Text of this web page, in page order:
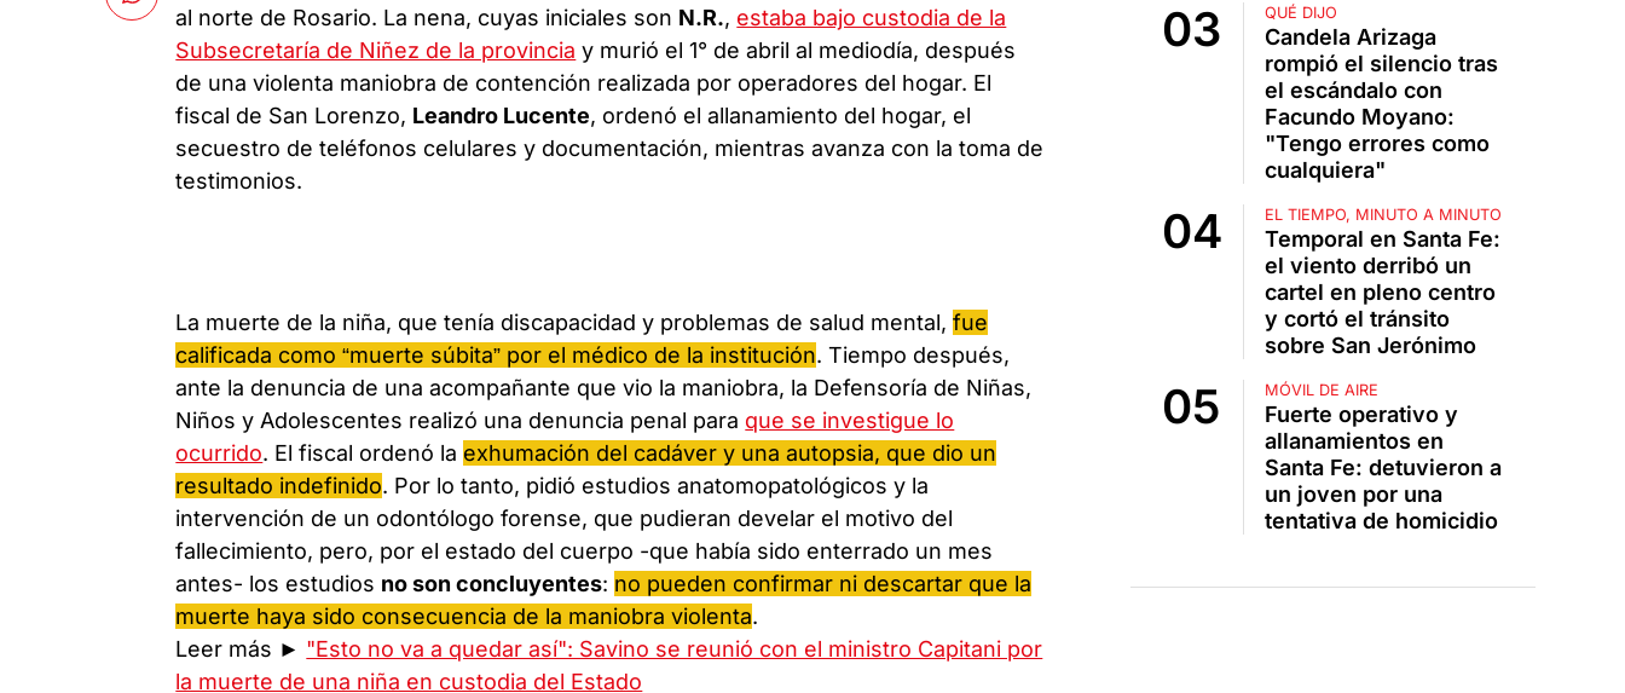
al norte de Rosario. La nena, cuyas iniciales son N.R., estaba bajo custodia de la
Subsecretaría de Niñez de la provincia y murió el 1° de abril al mediodía, después
de una violenta maniobra de contención realizada por operadores del hogar. El
fiscal de San Lorenzo, Leandro Lucente, ordenó el allanamiento del hogar, el
secuestro de teléfonos celulares y documentación, mientras avanza con la toma de
testimonios.
La muerte de la niña, que tenía discapacidad y problemas de salud mental,fue
calificada como “muerte súbita” por el médico de la institución. Tiempo después,
ante la denuncia de una acompañante que vio la maniobra, la Defensoría de Niñas,
Niños y Adolescentes realizó una denuncia penal para que se investigue lo
ocurrido. El fiscal ordenó la exhumación del cadáver y una autopsia, que dio un
resultado indefinido. Por lo tanto, pidió estudios anatomopatológicos y la
intervención de un odontólogo forense, que pudieran develar el motivo del
fallecimiento, pero, por el estado del cuerpo -que había sido enterrado un mes
antes- los estudios no son concluyentes: no pueden confirmar ni descartar que la
muerte haya sido consecuencia de la maniobra violenta.
Leer más ► "Esto no va a quedar así": Savino se reunió con el ministro Capitani por
la muerte de una niña en custodia del Estado
QUÉ DIJO
Candela Arizaga
rompió el silencio tras
el escándalo con
Facundo Moyano:
"Tengo errores como
cualquiera"
EL TIEMPO, MINUTO A MINUTO
Temporal en Santa Fe:
el viento derribó un
cartel en pleno centro
y cortó el tránsito
sobre San Jerónimo
MÓVIL DE AIRE
Fuerte operativo y
allanamientos en
Santa Fe: detuvieron a
un joven por una
tentativa de homicidio